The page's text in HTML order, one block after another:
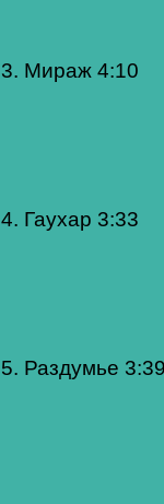
3. Мираж 4:10
4. Гаухар 3:33
5. Раздумье